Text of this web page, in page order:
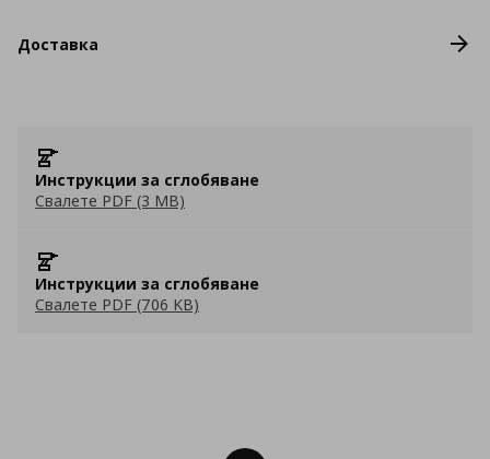
Доставка
Инструкции за сглобяване
Свалете PDF (3 MB)
Инструкции за сглобяване
Свалете PDF (706 KB)